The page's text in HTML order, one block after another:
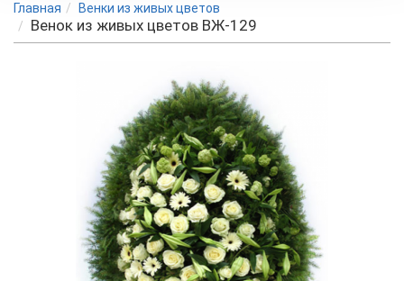
Главная Венки из живых цветов
Венок из живых цветов ВЖ-129